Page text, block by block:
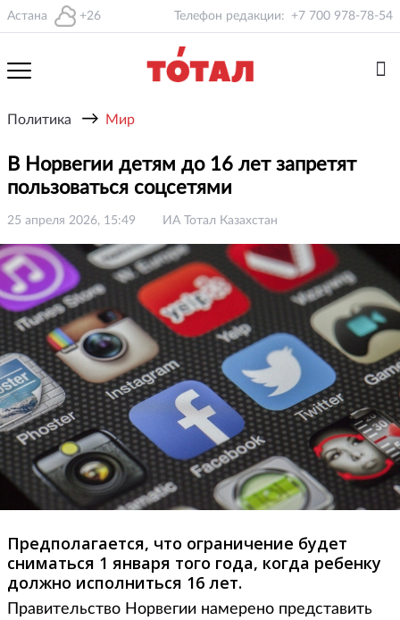
Астана +26 Телефон редакции: +7 700 978-78-54
Политика → Мир
В Норвегии детям до 16 лет запретят
пользоваться соцсетями
25 апреля 2026, 15:49 ИА Тотал Казахстан
Предполагается, что ограничение будет
сниматься 1 января того года, когда ребенку
должно исполниться 16 лет.
Правительство Норвегии намерено представить